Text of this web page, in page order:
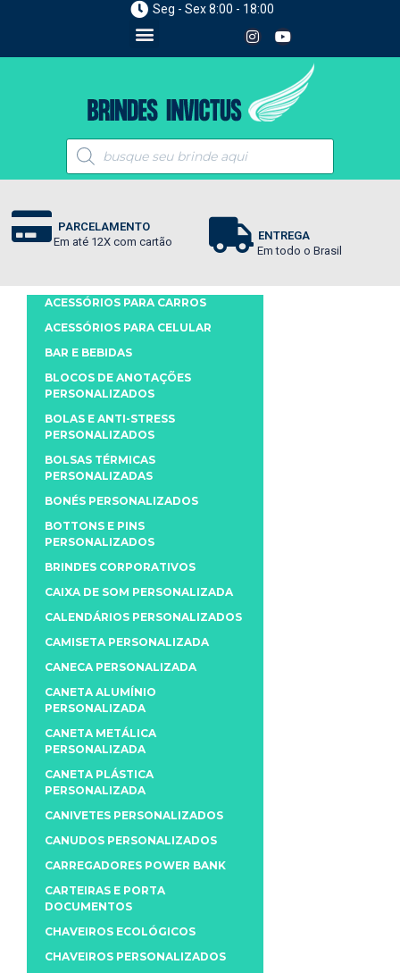
Seg - Sex 8:00 - 18:00
PARCELAMENTO
Em até 12X com cartão
ENTREGA
Em todo o Brasil
ACESSÓRIOS PARA CARROS
ACESSÓRIOS PARA CELULAR
BAR E BEBIDAS
BLOCOS DE ANOTAÇÕES
PERSONALIZADOS
BOLAS E ANTI-STRESS
PERSONALIZADOS
BOLSAS TÉRMICAS
PERSONALIZADAS
BONÉS PERSONALIZADOS
BOTTONS E PINS
PERSONALIZADOS
BRINDES CORPORATIVOS
CAIXA DE SOM PERSONALIZADA
CALENDÁRIOS PERSONALIZADOS
CAMISETA PERSONALIZADA
CANECA PERSONALIZADA
CANETA ALUMÍNIO
PERSONALIZADA
CANETA METÁLICA
PERSONALIZADA
CANETA PLÁSTICA
PERSONALIZADA
CANIVETES PERSONALIZADOS
CANUDOS PERSONALIZADOS
CARREGADORES POWER BANK
CARTEIRAS E PORTA
DOCUMENTOS
CHAVEIROS ECOLÓGICOS
CHAVEIROS PERSONALIZADOS